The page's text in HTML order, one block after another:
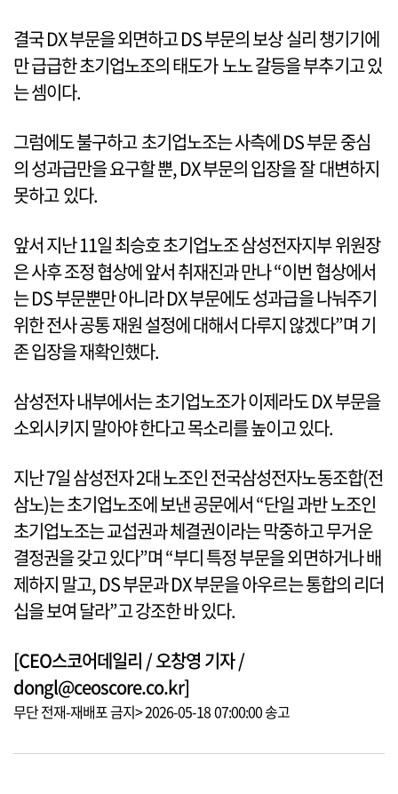
결국 DX 부문을 외면하고 DS 부문의 보상 실리 챙기기에
만 급급한 초기업노조의 태도가 노노 갈등을 부추기고 있
는 셈이다.
그럼에도 불구하고 초기업노조는 사측에 DS 부문 중심
의 성과급만을 요구할 뿐, DX 부문의 입장을 잘 대변하지
못하고 있다.
앞서 지난 11일 최승호 초기업노조 삼성전자지부 위원장
은 사후 조정 협상에 앞서 취재진과 만나 “이번 협상에서
는 DS 부문뿐만 아니라 DX 부문에도 성과급을 나눠주기
위한 전사 공통 재원 설정에 대해서 다루지 않겠다”며 기
존 입장을 재확인했다.
삼성전자 내부에서는 초기업노조가 이제라도 DX 부문을
소외시키지 말아야 한다고 목소리를 높이고 있다.
지난 7일 삼성전자 2대 노조인 전국삼성전자노동조합(전
삼노)는 초기업노조에 보낸 공문에서 “단일 과반 노조인
초기업노조는 교섭권과 체결권이라는 막중하고 무거운
결정권을 갖고 있다”며 “부디 특정 부문을 외면하거나 배
제하지 말고, DS 부문과 DX 부문을 아우르는 통합의 리더
십을 보여 달라”고 강조한 바 있다.
[CEO스코어데일리 / 오창영 기자 /
dongl@ceoscore.co.kr]
무단 전재-재배포 금지> 2026-05-18 07:00:00 송고